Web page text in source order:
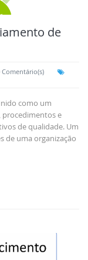
de
Comentário(s)
como um
procedimentos e
de qualidade. Um
de uma organização